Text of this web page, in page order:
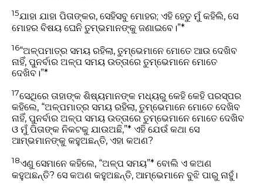
15ଯାହା ଯାହା ପିତାଙ୍କର, ସେହିସବୁ ମୋହର; ଏହି ହେତୁ ମୁଁ କହିଲି, ସେ
ମୋହର ବିଷୟ ଘେନି ତୁମ୍ଭମାନଙ୍କୁ ଜଣାଇବେ।”*
16“ଅଳ୍ପମାତ୍ର ସମୟ ରହିଲା, ତୁମ୍ଭେମାନେ ମୋତେ ଆଉ ଦେଖିବ
ନାହିଁ, ପୁନର୍ବାର ଅଳ୍ପ ସମୟ ଉତ୍ତାରେ ତୁମ୍ଭେମାନେ ମୋତେ
ଦେଖିବ।”*
17ସେଥିରେ ତାହାଙ୍କ ଶିଷ୍ୟମାନଙ୍କ ମଧ୍ୟରୁ କେହି କେହି ପରସ୍ପର
କହିଲେ, “ଅଳ୍ପମାତ୍ର ସମୟ ରହିଲା, ତୁମ୍ଭେମାନେ ମୋତେ ଦେଖିବ
ନାହିଁ, ପୁନର୍ବାର ଅଳ୍ପ ସମୟ ଉତ୍ତାରେ ତୁମ୍ଭେମାନେ ମୋତେ ଦେଖିବ
ଓ ମୁଁ ପିତାଙ୍କ ନିକଟକୁ ଯାଉଅଛି,”* ଏହି ଯେଉଁ କଥା ସେ
ଆମ୍ଭମାନଙ୍କୁ କହୁଅଛନ୍ତି, ଏହା କଅଣ?
18ଏଣୁ ସେମାନେ କହିଲେ, “ଅଳ୍ପ ସମୟ”* ବୋଲି ଏ କଅଣ
କହୁଅଛନ୍ତି? ସେ କଅଣ କହୁଅଛନ୍ତି, ଆମ୍ଭେମାନେ ବୁଝି ପାରୁ ନାହୁଁ।